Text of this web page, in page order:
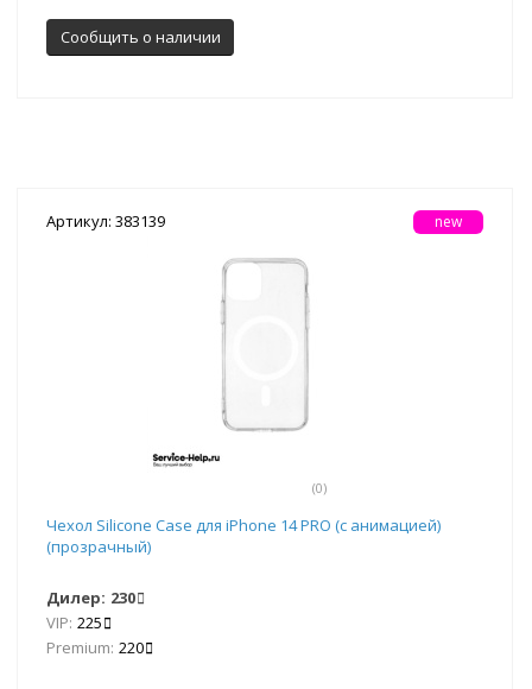
Сообщить о наличии
Артикул: 383139
(0)
new
Чехол Silicone Case для iPhone 14 PRO (с анимацией)
(прозрачный)
Дилер: 230
VIP: 225
Premium: 220